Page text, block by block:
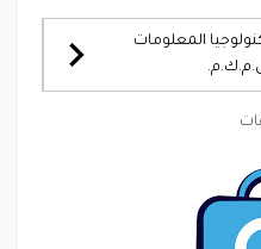
المعلومات